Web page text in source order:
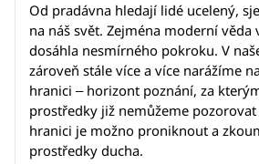
Od pradávna hledají lidé ucelený,
na náš svět. Zejména moderní
dosáhla nesmírného pokroku. V
zároveň stále více a více narážíme
hranici – horizont poznání, za
prostředky již nemůžeme
hranici je možno proniknout a
prostředky ducha.